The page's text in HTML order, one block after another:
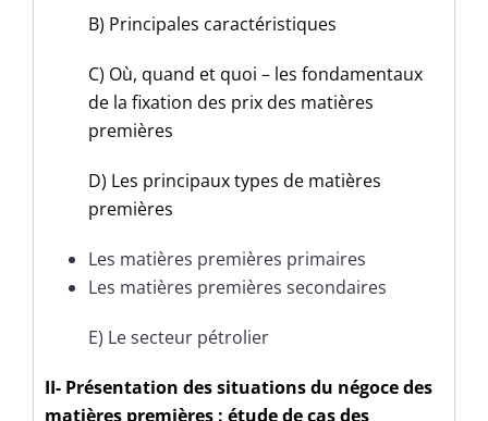
B) Principales caractéristiques
C) Où, quand et quoi – les fondamentaux
de la fixation des prix des matières
premières
D) Les principaux types de matières
premières
Les matières premières primaires
Les matières premières secondaires
E) Le secteur pétrolier
II- Présentation des situations du négoce des
matières premières : étude de cas des